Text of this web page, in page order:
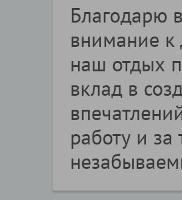
Благодарю
внимание к
наш отдых
вклад в
работу и за